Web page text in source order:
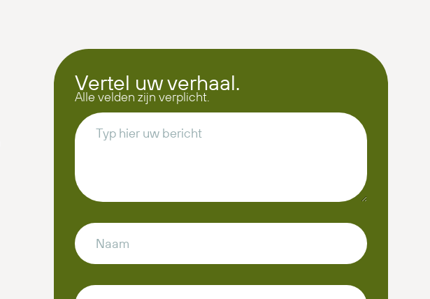
Vertel uw verhaal.
Alle velden zijn verplicht.